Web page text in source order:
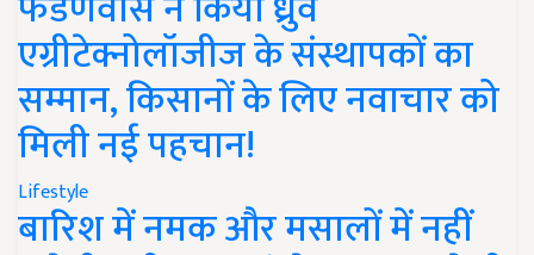
एग्रीटेक्नोलॉजीज के संस्थापकों का
सम्मान, किसानों के लिए नवाचार को
मिली नई पहचान!
Lifestyle
बारिश में नमक और मसालों में नहीं